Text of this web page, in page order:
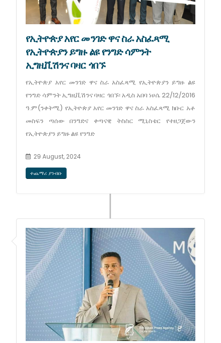
የኢትዮጵያ አየር መንገድ ዋና ስራ አስፈጻሚ
የኢትዮጵያን ይግዙ ልዩ የንግድ ሳምንት
ኢግዚቪሽንና ባዛር ጎበኙ
የኢትዮጵያ አየር መንገድ ዋና ስራ አስፈጻሚ የኢትዮጵያን ይግዙ ልዩ
የንግድ ሳምንት ኢግዚቪሽንና ባዛር ጎበኙ፡ አዲስ አበባ ነሀሴ 22/12/2016
ዓ.ም(ንቀትሚ) የኢትዮጵያ አየር መንገድ ዋና ስራ አስፈጻሚ ክቡር አቶ
መስፍን ጣሰው በንግድና ቀጣናዊ ትስስር ሚኒስቴር የተዘጋጀውን
የኢትዮጵያን ይግዙ ልዩ የንግድ
29 August, 2024
ተጨማሪ ያንብቡ